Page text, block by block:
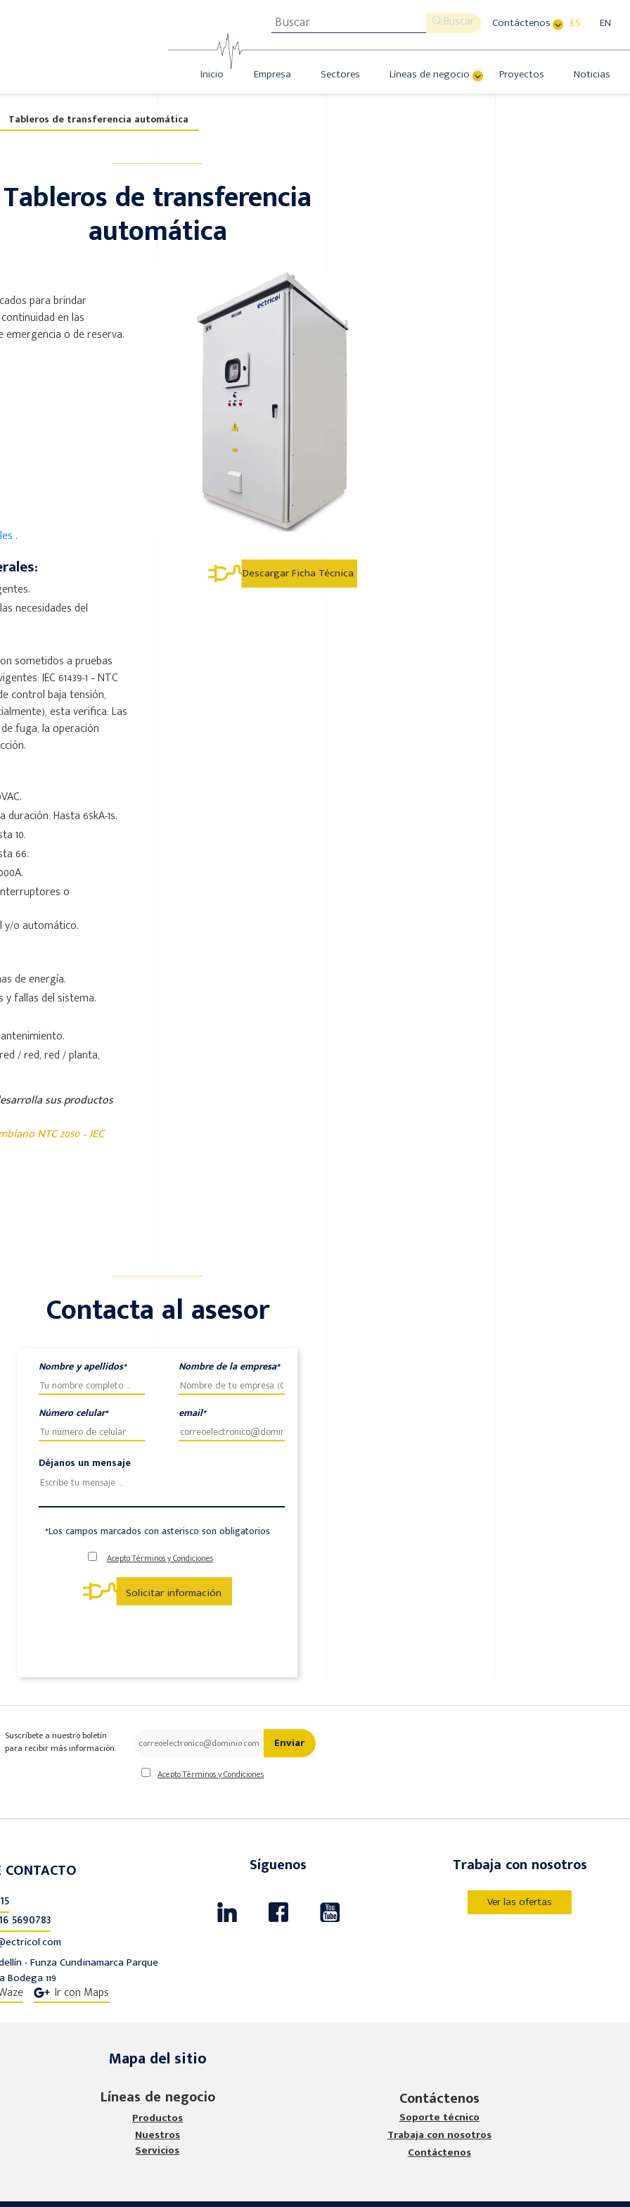
Buscar Contáctenos ES EN
Inicio Empresa Sectores Líneas de negocio Proyectos Noticias
Tableros de transferencia automática
Tableros de transferencia
automática
para brindar
en las
emergencia o de reserva.
.
necesidades del
sometidos a pruebas
IEC 61439-1 – NTC
control baja tensión,
esta verifica: Las
fuga, la operación
Hasta 65kA-1s.
10.
66.
o
y/o automático.
de energía.
y fallas del sistema.
/ red, red / planta,
sus productos
NTC 2050 – IEC
Descargar Ficha Técnica
Contacta al asesor
Nombre y apellidos*
Número celular*
Nombre de la empresa*
email*
Déjanos un mensaje
*Los campos marcados con asterisco son obligatorios
Acepto Términos y Condiciones
Solicitar información
Suscríbete a nuestro boletín
para recibir más información.
Enviar
Acepto Términos y Condiciones
Ir con Maps
5690783
- Funza Cundinamarca Parque
119
Síguenos Trabaja con nosotros
Ver las ofertas
Mapa del sitio
Líneas de negocio
Productos
Nuestros
Servicios
Contáctenos
Soporte técnico
Trabaja con nosotros
Contáctenos